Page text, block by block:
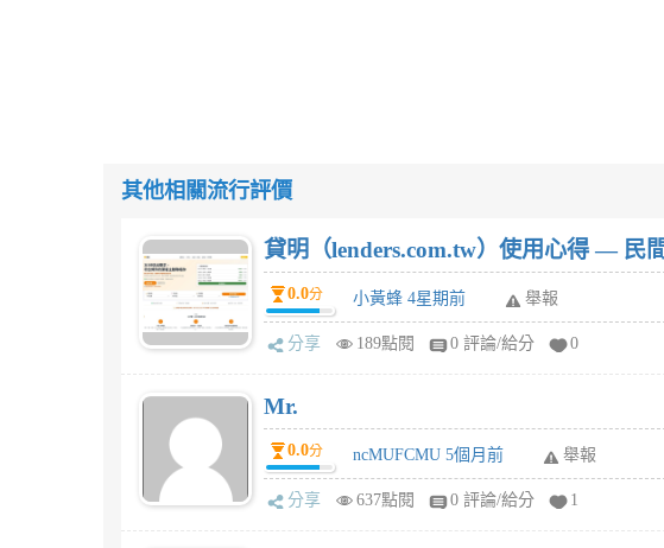
其他相關流行評價
貸明（lenders.com.tw）使用心得 — 民
0.0分 小黃蜂 4星期前 舉報
分享 189點閱 0 評論/給分 0
Mr.
0.0分 ncMUFCMU 5個月前 舉報
分享 637點閱 0 評論/給分 1